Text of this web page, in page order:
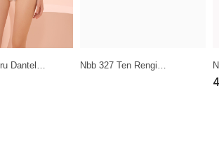
Ten Rengi… Nbb 328 Ten Renk…